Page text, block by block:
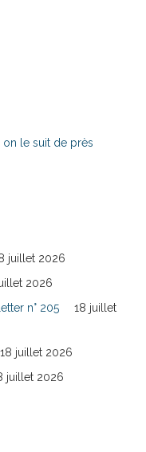
on le suit de près
juillet 2026
2026
n° 205
18 juillet
18 juillet 2026
juillet 2026